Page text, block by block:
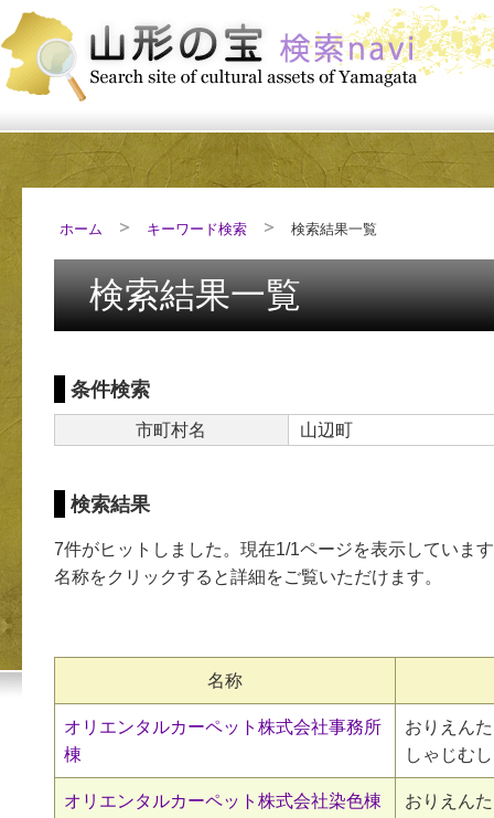
ホーム キーワード検索 検索結果一覧
検索結果一覧
条件検索
市町村名 山辺町
検索結果
7件がヒットしました。現在1/1ページを表示していま
名称をクリックすると詳細をご覧いただけます。
名称
オリエンタルカーペット株式会社事務所
棟
おりえん
しゃじむ
オリエンタルカーペット株式会社染色棟
おりえん